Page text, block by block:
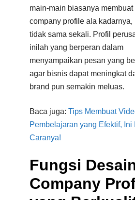
main-main biasanya membuat
company profile ala kadarnya,
tidak sama sekali. Profil
inilah yang berperan dalam
menyampaikan pesan yang
agar bisnis dapat meningkat
brand pun semakin meluas.
Baca juga: Tips Membuat
Pembelajaran yang Efektif, Ini
Caranya!
Fungsi
Company